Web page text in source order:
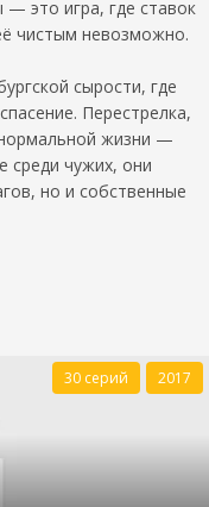
это игра, где ставок
чистым невозможно.
сырости, где
Перестрелка,
жизни —
среди чужих, они
но и собственные
30 серий 2017